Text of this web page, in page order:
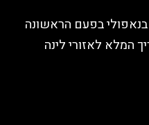
בנאפולי בפעם הראשונה
המלא לאזורי לינה